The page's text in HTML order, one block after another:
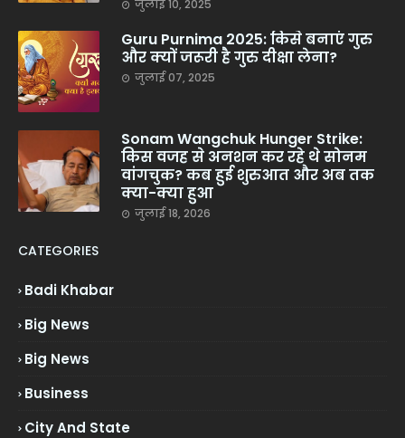
जुलाई 10, 2025
Guru Purnima 2025: किसे बनाएं गुरु
और क्यों जरूरी है गुरु दीक्षा लेना?
जुलाई 07, 2025
Sonam Wangchuk Hunger Strike:
किस वजह से अनशन कर रहे थे सोनम
वांगचुक? कब हुई शुरुआत और अब तक
क्या-क्या हुआ
जुलाई 18, 2026
CATEGORIES
Badi Khabar
Big News
Big News
Business
City And State